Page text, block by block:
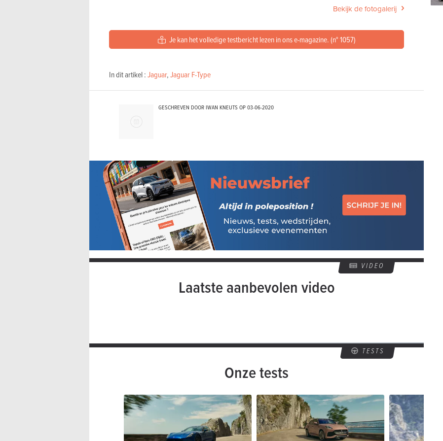
Bekijk de fotogalerij
Je kan het volledige testbericht lezen in ons e-magazine. (n° 1057)
In dit artikel :Jaguar,Jaguar F-Type
GESCHREVEN DOOR IWAN KNEUTS OP03-06-2020
VIDEO
Laatste aanbevolen video
TESTS
Onze tests